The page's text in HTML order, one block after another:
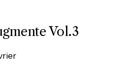
Vol.3